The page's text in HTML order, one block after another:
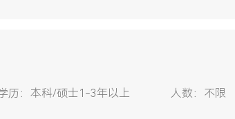
历： 本科/硕士1-3年以上 人数： 不限